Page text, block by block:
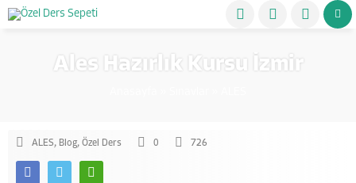
Ales Hazırlık Kursu İzmir
ALES, Blog, Özel Ders 0 726